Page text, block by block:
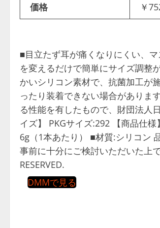
価格 ￥
■目立たず耳が痛くなりにくい、
を変えるだけで簡単にサイズ調整
かいシリコン素材で、抗菌加工が
ったり装着できない場合がありま
る性能を有したもので、財団法人
イズ】 PKGサイズ:292 【商品仕
6g（1本あたり） ■材質:シリコン
事前に十分にご検討いただいた上
RESERVED.
DMMで見る